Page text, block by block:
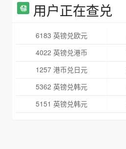
用户正在查兑
6183 英镑兑欧元
4022 英镑兑港币
1257 港币兑日元
5362 英镑兑韩元
5151 英镑兑韩元